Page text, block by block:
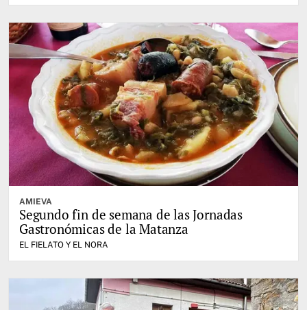
AMIEVA
Segundo fin de semana de las Jornadas
Gastronómicas de la Matanza
EL FIELATO Y EL NORA